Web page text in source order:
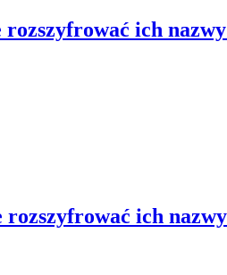
ich
rozszyfrować ich